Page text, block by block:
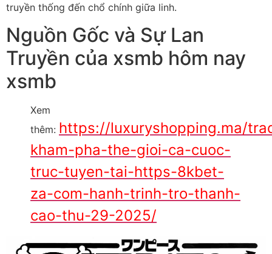
truyền thống đến chổ chính giữa linh.
Nguồn Gốc và Sự Lan
Truyền của xsmb hôm nay
xsmb
Xem
thêm: https://luxuryshopping.ma/
kham-pha-the-gioi-ca-cuoc-
truc-tuyen-tai-https-8kbet-
za-com-hanh-trinh-tro-thanh-
cao-thu-29-2025/